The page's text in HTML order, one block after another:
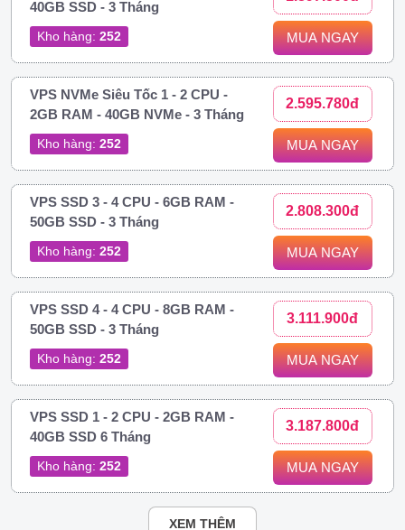
40GB SSD - 3 Tháng
Kho hàng: 252 MUA NGAY
VPS NVMe Siêu Tốc 1 - 2 CPU -
2GB RAM - 40GB NVMe - 3 Tháng
Kho hàng: 252
2.595.780đ
MUA NGAY
VPS SSD 3 - 4 CPU - 6GB RAM -
50GB SSD - 3 Tháng
Kho hàng: 252
2.808.300đ
MUA NGAY
VPS SSD 4 - 4 CPU - 8GB RAM -
50GB SSD - 3 Tháng
Kho hàng: 252
3.111.900đ
MUA NGAY
VPS SSD 1 - 2 CPU - 2GB RAM -
40GB SSD 6 Tháng
Kho hàng: 252
3.187.800đ
MUA NGAY
XEM THÊM